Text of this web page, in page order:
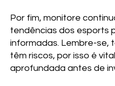
Por fim, monitore
tendências dos esports
informadas. Lembre-se,
têm riscos, por isso é
aprofundada antes de